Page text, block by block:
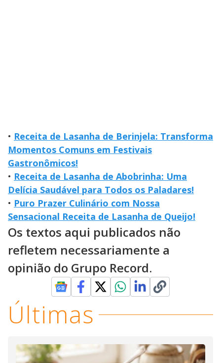
• Receita de Lasanha de Berinjela: Transforma
Momentos Comuns em Festivais
Gastronômicos!
• Receita de Lasanha de Abobrinha: Uma
Delícia Saudável para Todos os Paladares!
• Puro Prazer Culinário com Nossa
Sensacional Receita de Lasanha de Queijo!
Os textos aqui publicados não
refletem necessariamente a
opinião do Grupo Record.
Últimas